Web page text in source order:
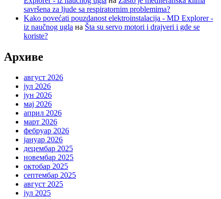
savršena za ljude sa respiratornim problemima?
Kako povećati pouzdanost elektroinstalacija - MD Explorer -
iz naučnog ugla на Šta su servo motori i drajveri i gde se
koriste?
Архиве
август 2026
јул 2026
јун 2026
мај 2026
април 2026
март 2026
фебруар 2026
јануар 2026
децембар 2025
новембар 2025
октобар 2025
септембар 2025
август 2025
јул 2025